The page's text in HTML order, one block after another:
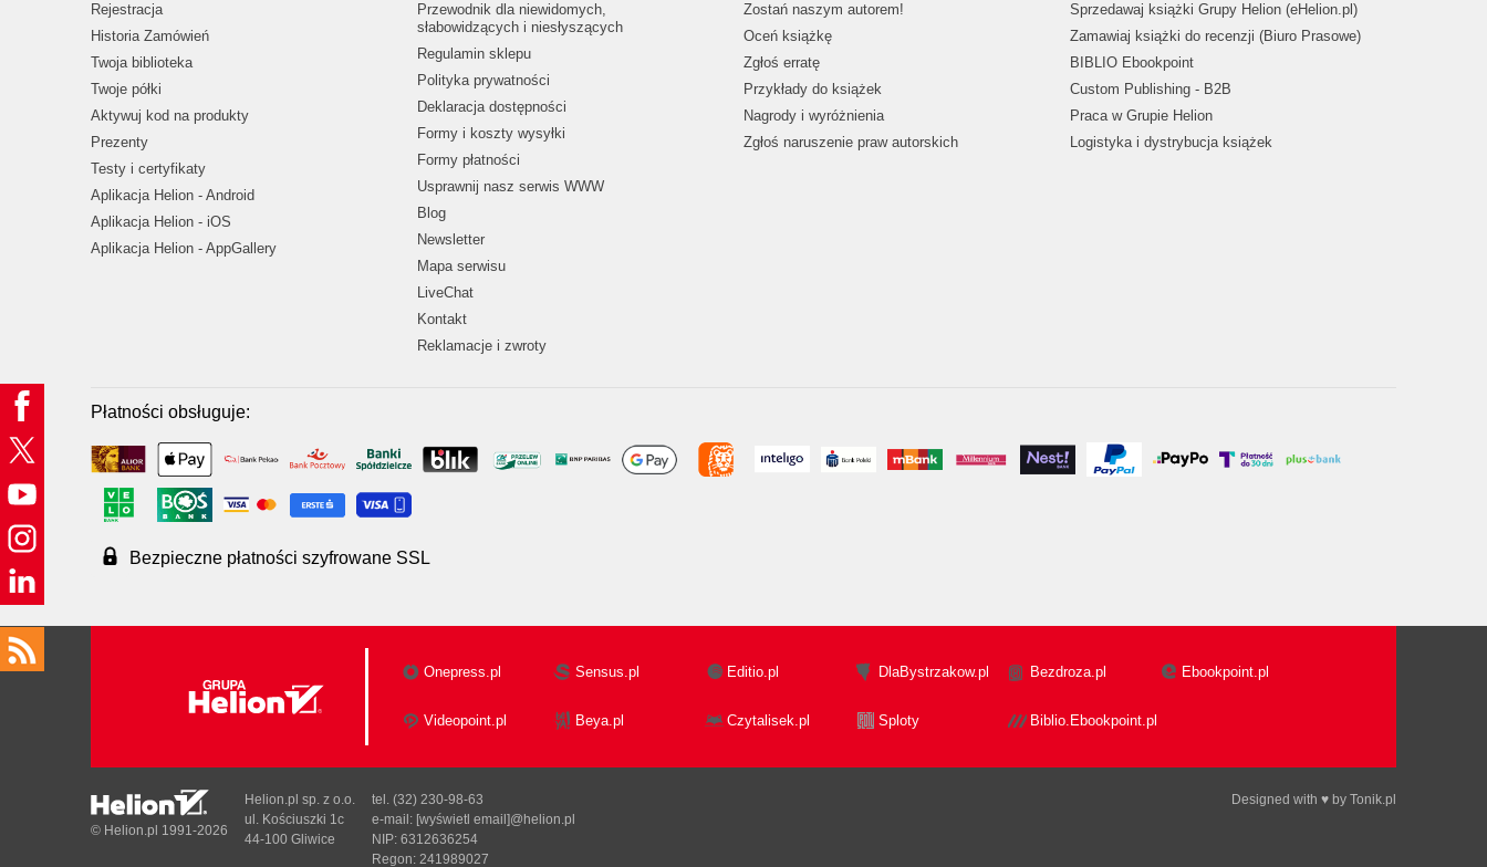
Rejestracja
Historia Zamówień
Twoja biblioteka
Twoje półki
Aktywuj kod na produkty
Prezenty
Testy i certyfikaty
Aplikacja Helion - Android
Aplikacja Helion - iOS
Aplikacja Helion - AppGallery
Przewodnik dla niewidomych,
słabowidzących i niesłyszących
Regulamin sklepu
Polityka prywatności
Deklaracja dostępności
Formy i koszty wysyłki
Formy płatności
Usprawnij nasz serwis WWW
Blog
Newsletter
Mapa serwisu
LiveChat
Kontakt
Reklamacje i zwroty
Zostań naszym autorem!
Oceń książkę
Zgłoś erratę
Przykłady do książek
Nagrody i wyróżnienia
Zgłoś naruszenie praw autorskich
Sprzedawaj książki Grupy Helion (eHelion.pl)
Zamawiaj książki do recenzji (Biuro Prasowe)
BIBLIO Ebookpoint
Custom Publishing - B2B
Praca w Grupie Helion
Logistyka i dystrybucja książek
Płatności obsługuje:
Bezpieczne płatności szyfrowane SSL
Onepress.pl Sensus.pl Editio.pl DlaBystrzakow.pl Bezdroza.pl Ebookpoint.pl
Videopoint.pl Beya.pl Czytalisek.pl Sploty Biblio.Ebookpoint.pl
Designed with ♥ by Tonik.pl
© Helion.pl 1991-2026
Helion.pl sp. z o.o.
ul. Kościuszki 1c
44-100 Gliwice
tel. (32) 230-98-63
e-mail: [wyświetl email]@helion.pl
NIP: 6312636254
Regon: 241989027